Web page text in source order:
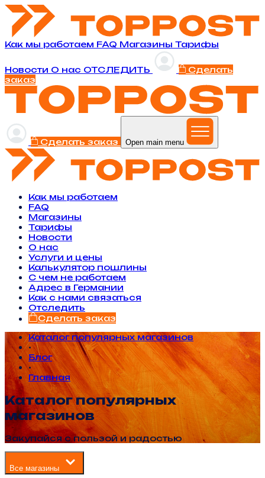
Как мы работаем FAQ Магазины Тарифы
Новости O нас ОТСЛЕДИТЬ
Сделать
заказ
Сделать заказ Open main menu
Как мы работаем
FAQ
Магазины
Тарифы
Новости
O нас
Услуги и цены
Калькулятор пошлины
С чем не работаем
Адрес в Германии
Как с нами связаться
Отследить
Сделать заказ
Каталог популярных магазинов
•
Блог
•
Главная
Каталог популярных
магазинов
Закупайся с пользой и радостью
Все магазины